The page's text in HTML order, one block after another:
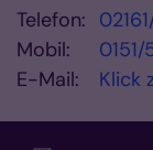
Telefon:
Mobil:
E-Mail:
Klick